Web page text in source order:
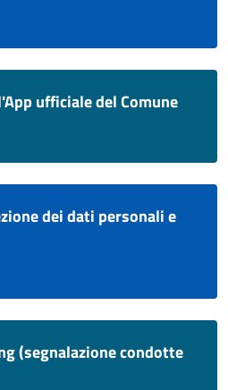
ufficiale del Comune
dei dati personali e
(segnalazione condotte